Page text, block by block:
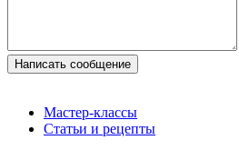
Написать сообщение
Мастер-классы
Статьи и рецепты